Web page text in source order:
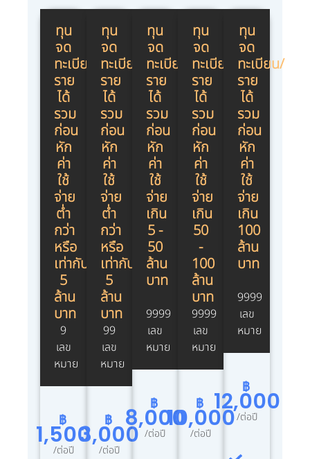
ทุน
จด
ทะเบียน/
ราย
ได้
รวม
ก่อน
หัก
ค่า
ใช้
จ่าย
ต่ำ
กว่า
หรือ
เท่ากับ
5
ล้าน
บาท
9
เลข
หมาย
฿
1,500
/ต่อปี
ทุน
จด
ทะเบียน/
ราย
ได้
รวม
ก่อน
หัก
ค่า
ใช้
จ่าย
ต่ำ
กว่า
หรือ
เท่ากับ
5
ล้าน
บาท
99
เลข
หมาย
฿
3,000
/ต่อปี
ทุน
จด
ทะเบียน/
ราย
ได้
รวม
ก่อน
หัก
ค่า
ใช้
จ่าย
เกิน
5 -
50
ล้าน
บาท
9999
เลข
หมาย
฿
8,000
/ต่อปี
ทุน
จด
ทะเบียน/
ราย
ได้
รวม
ก่อน
หัก
ค่า
ใช้
จ่าย
เกิน
50
-
100
ล้าน
บาท
9999
เลข
หมาย
฿
10,000
/ต่อปี
ทุน
จด
ทะเบียน/
ราย
ได้
รวม
ก่อน
หัก
ค่า
ใช้
จ่าย
เกิน
100
ล้าน
บาท
9999
เลข
หมาย
฿
12,000
/ต่อปี